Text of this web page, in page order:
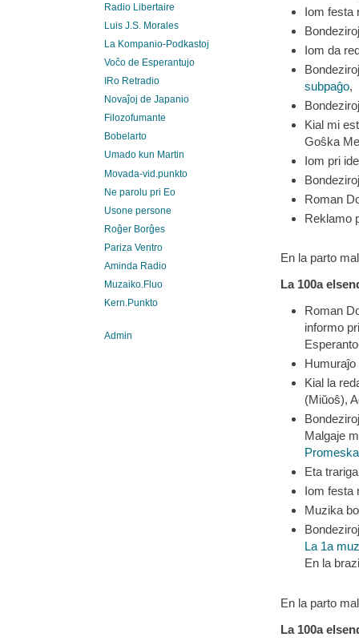
Iom festa
Iom da
subpaĝo,
Kial mi
Goŝka
Iom pri
Roman
Reklamo
En la parto
La 100a
Roman
informo
Kial la
(Miŭoŝ),
Malgaje
Eta
Iom festa
Muzika
La 1a
En la
En la parto
La 100a
Radio Libertaire
Luis J.S. Morales
La Kompanio-Podkastoj
Voĉo de Esperantujo
IRo Retradio
Novaĵoj de Japanio
Filozofumante
Bobelarto
Umado kun Martin
Movada-vid.punkto
Ne parolu pri Eo
Usone persone
Roĝer Borĝes
Pariza Ventro
Aminda Radio
Muzaiko.Fluo
Kern.Punkto
Admin